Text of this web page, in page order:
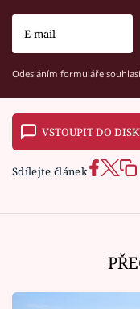
Odesláním formuláře
VSTOUPIT DO
Sdílejte článek